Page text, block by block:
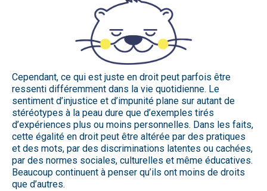
Cependant, ce qui est juste en droit peut parfois être
ressenti différemment dans la vie quotidienne. Le
sentiment d’injustice et d’impunité plane sur autant de
stéréotypes à la peau dure que d’exemples tirés
d’expériences plus ou moins personnelles. Dans les faits,
cette égalité en droit peut être altérée par des pratiques
et des mots, par des discriminations latentes ou cachées,
par des normes sociales, culturelles et même éducatives.
Beaucoup continuent à penser qu’ils ont moins de droits
que d’autres.